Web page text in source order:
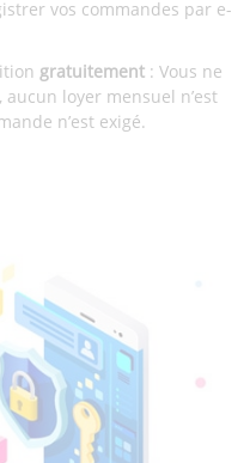
vos commandes par e-
gratuitement : Vous ne
loyer mensuel n’est
n’est exigé.